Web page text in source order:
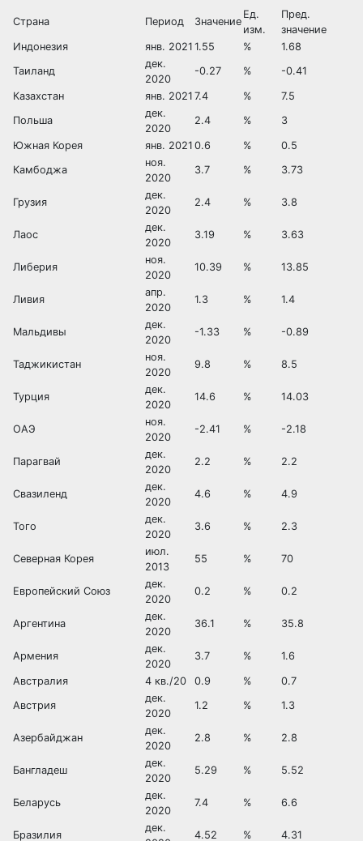
Страна Период Значение
Ед.
изм.
Пред.
значение
Индонезия
янв. 2021 1.55 %
1.68
Таиланд
дек.
2020
-0.27 % -0.41
Казахстан янв. 2021 7.4 %
7.5
Польша
дек.
2020
2.4 % 3
Южная Корея янв. 2021 0.6 %
0.5
Камбоджа
ноя.
2020
3.7 % 3.73
Грузия
дек.
2020
2.4 % 3.8
Лаос
дек.
2020
3.19 % 3.63
Либерия
ноя.
2020
10.39 % 13.85
Ливия
апр.
2020
1.3 % 1.4
Мальдивы
дек.
2020
-1.33 % -0.89
Таджикистан
ноя.
2020
9.8 % 8.5
Турция
дек.
2020
14.6 % 14.03
ОАЭ
ноя.
2020
-2.41 % -2.18
Парагвай
дек.
2020
2.2 % 2.2
Свазиленд
дек.
2020
4.6 % 4.9
Того
дек.
2020
3.6 % 2.3
Северная Корея
июл.
2013
55 % 70
Европейский Союз
дек.
2020
0.2 % 0.2
Аргентина
дек.
2020
36.1 % 35.8
Армения
дек.
2020
3.7 % 1.6
Австралия 4 кв./20 0.9 %
0.7
Австрия
дек.
2020
1.2 % 1.3
Азербайджан
дек.
2020
2.8 % 2.8
Бангладеш
дек.
2020
5.29 % 5.52
Беларусь
дек.
2020
7.4 % 6.6
Бразилия
дек.
4.52 % 4.31